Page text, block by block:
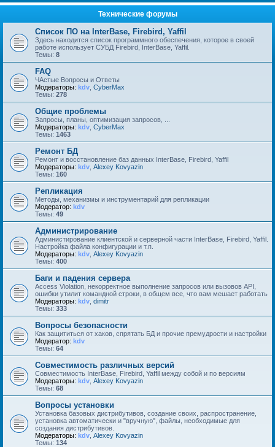
Технические форумы
Список ПО на InterBase, Firebird, Yaffil
Здесь находится список программного обеспечения, которое в своей
работе использует СУБД Firebird, InterBase, Yaffil.
Темы: 8
FAQ
ЧАстые Вопросы и Ответы
Модераторы: kdv CyberMax
Темы: 278
Общие проблемы
Запросы, планы, оптимизация запросов, ...
Модераторы: kdv CyberMax
Темы: 1463
Ремонт БД
Ремонт и восстановление баз данных InterBase, Firebird, Yaffil
Модераторы: kdv Alexey Kovyazin
Темы: 160
Репликация
Методы, механизмы и инструментарий для репликации
Модератор: kdv
Темы: 49
Администрирование
Администирование клиентской и серверной части InterBase, Firebird, Yaffil.
Настройка файла конфигурации и т.п.
Модераторы: kdv Alexey Kovyazin
Темы: 400
Баги и падения сервера
Access Violation, некорректное выполнение запросов или вызовов API,
ошибки утилит командной строки, в общем все, что вам мешает работать
Модераторы: kdv dimitr
Темы: 333
Вопросы безопасности
Как защититься от хаков, спрятать БД и прочие премудрости и настройки
Модератор: kdv
Темы: 64
Совместимость различных версий
Совместимость InterBase, Firebird, Yaffil между собой и по версиям
Модераторы: kdv Alexey Kovyazin
Темы: 68
Вопросы установки
Установка базовых дистрибутивов, создание своих, распространение,
установка автоматически и "вручную", файлы, необходимые для
создания дистрибутивов.
Модераторы: kdv Alexey Kovyazin
Темы: 134